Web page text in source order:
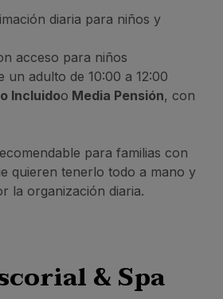
diaria para niños y
acceso para niños
un adulto de 10:00 a 12:00
Incluidoo Media Pensión, con
para familias con
quieren tenerlo todo a mano y
la organización diaria.
& Spa